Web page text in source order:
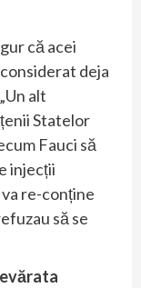
că acei
deja
alt
Statelor
Fauci să
injecții
re-conține
să se